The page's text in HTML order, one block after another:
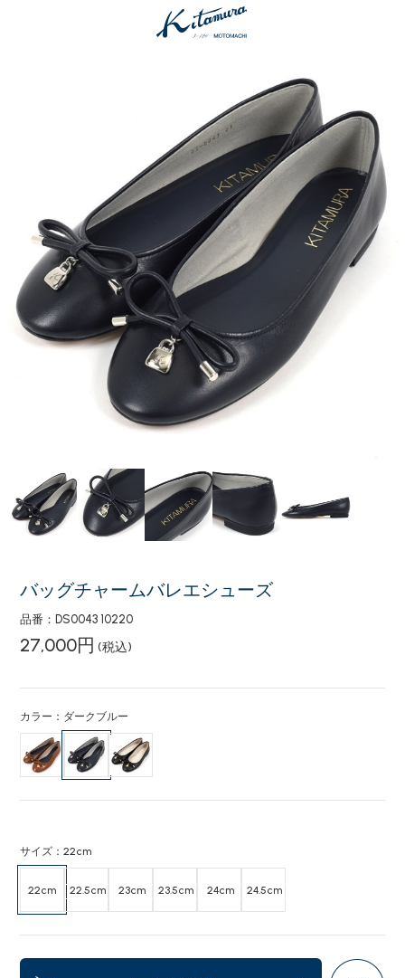
バッグチャームバレエシューズ
品番：DS0043 10220
27,000円 (税込)
カラー：ダークブルー
サイズ：22cm
22cm 22.5cm 23cm 23.5cm 24cm 24.5cm